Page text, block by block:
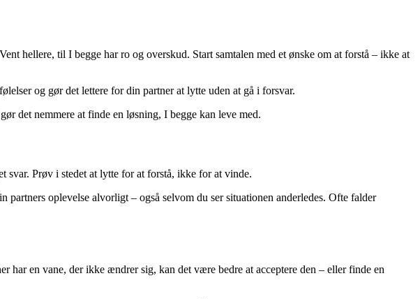
hellere, til I begge har ro og overskud. Start samtalen med et ønske om at forstå – ikke at
og gør det lettere for din partner at lytte uden at gå i forsvar.
det nemmere at finde en løsning, I begge kan leve med.
svar. Prøv i stedet at lytte for at forstå, ikke for at vinde.
partners oplevelse alvorligt – også selvom du ser situationen anderledes. Ofte falder
en vane, der ikke ændrer sig, kan det være bedre at acceptere den – eller finde en